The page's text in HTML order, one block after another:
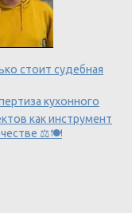
стоит судебная
кухонного
как инструмент
⚖️🍽️